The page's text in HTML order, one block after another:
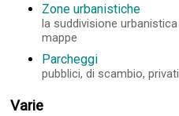
Zone urbanistiche
la suddivisione
mappe
Parcheggi
pubblici, di scambio,
Varie